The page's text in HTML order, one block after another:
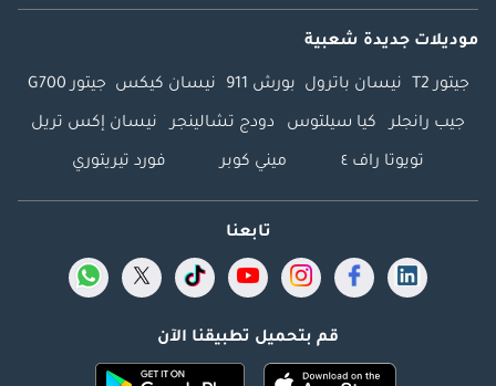
موديلات جديدة شعبية
جيتور T2 نيسان باترول بورش 911 نيسان كيكس جيتور G700
جيب رانجلر كيا سيلتوس دودج تشالينجر نيسان إكس تريل
تويوتا راف ٤ ميني كوبر فورد تيريتوري
تابعنا
قم بتحميل تطبيقنا الآن